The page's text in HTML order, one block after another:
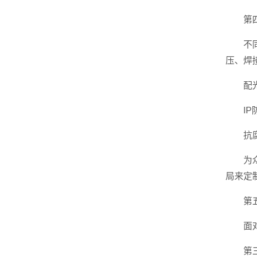
第
不
压、焊
配
IP
抗
为
局来定
第
面
第